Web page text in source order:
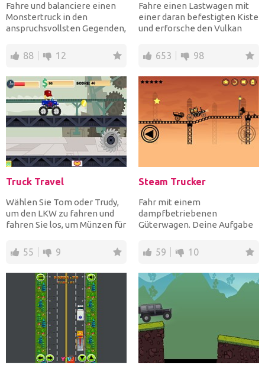
Fahre und balanciere einen
Monstertruck in den
anspruchsvollsten Gegenden,
88 12
Fahre einen Lastwagen mit
einer daran befestigten Kiste
und erforsche den Vulkan
653 98
Truck Travel
Wählen Sie Tom oder Trudy,
um den LKW zu fahren und
fahren Sie los, um Münzen für
55 9
Steam Trucker
Fahr mit einem
dampfbetriebenen
Güterwagen. Deine Aufgabe
Zielort zu lie...
59 10